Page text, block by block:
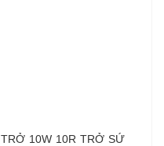
TRỞ 10W 10R TRỞ SỨ